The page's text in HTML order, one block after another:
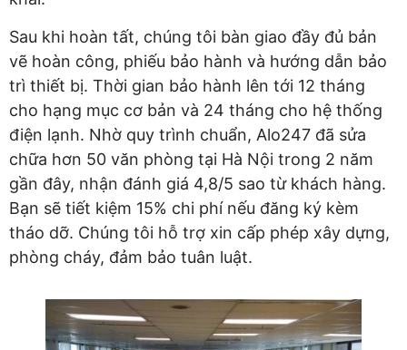
Sau khi hoàn tất, chúng tôi bàn giao đầy đủ bản
vẽ hoàn công, phiếu bảo hành và hướng dẫn bảo
trì thiết bị. Thời gian bảo hành lên tới 12 tháng
cho hạng mục cơ bản và 24 tháng cho hệ thống
điện lạnh. Nhờ quy trình chuẩn, Alo247 đã sửa
chữa hơn 50 văn phòng tại Hà Nội trong 2 năm
gần đây, nhận đánh giá 4,8/5 sao từ khách hàng.
Bạn sẽ tiết kiệm 15% chi phí nếu đăng ký kèm
tháo dỡ. Chúng tôi hỗ trợ xin cấp phép xây dựng,
phòng cháy, đảm bảo tuân luật.